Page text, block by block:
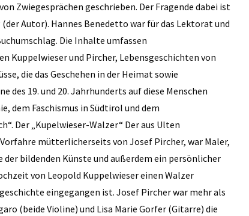
Zwiegesprächen geschrieben. Der Fragende dabei ist
Autor). Hannes Benedetto war für das Lektorat und
Die Inhalte umfassen
Kuppelwieser und Pircher, Lebensgeschichten von
die das Geschehen in der Heimat sowie
des 19. und 20. Jahrhunderts auf diese Menschen
dem Faschismus in Südtirol und dem
Der „Kupelwieser-Walzer“ Der aus Ulten
mütterlicherseits von Josef Pircher, war Maler,
bildenden Künste und außerdem ein persönlicher
von Leopold Kuppelwieser einen Walzer
eingegangen ist. Josef Pircher war mehr als
(beide Violine) und Lisa Marie Gorfer (Gitarre) die